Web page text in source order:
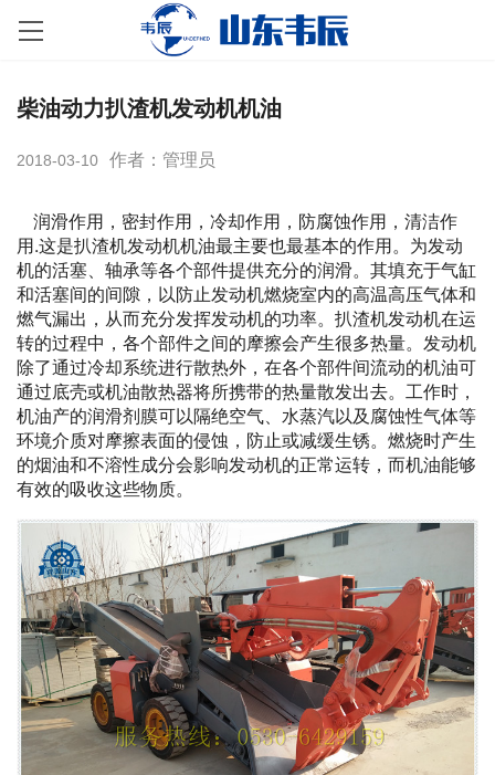
柴油动力扒渣机发动机机油
2018-03-10 作者：管理员
润滑作用，密封作用，冷却作用，防腐蚀作用，清洁作
用.这是扒渣机发动机机油最主要也最基本的作用。为发动
机的活塞、轴承等各个部件提供充分的润滑。其填充于气缸
和活塞间的间隙，以防止发动机燃烧室内的高温高压气体和
燃气漏出，从而充分发挥发动机的功率。扒渣机发动机在运
转的过程中，各个部件之间的摩擦会产生很多热量。发动机
除了通过冷却系统进行散热外，在各个部件间流动的机油可
通过底壳或机油散热器将所携带的热量散发出去。工作时，
机油产的润滑剂膜可以隔绝空气、水蒸汽以及腐蚀性气体等
环境介质对摩擦表面的侵蚀，防止或减缓生锈。燃烧时产生
的烟油和不溶性成分会影响发动机的正常运转，而机油能够
有效的吸收这些物质。